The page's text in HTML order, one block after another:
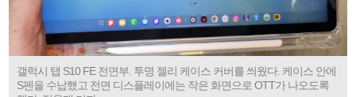
갤럭시 탭 S10 FE 전면부. 투명 젤리 케이스 커버를 씌웠다. 케이스 안에
S펜을 수납했고 전면 디스플레이에는 작은 화면으로 OTT가 나오도록